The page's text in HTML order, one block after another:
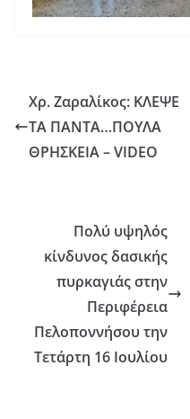
Χρ. Ζαραλίκος: ΚΛΕΨΕ
ΤΑ ΠΑΝΤΑ…ΠΟΥΛΑ
ΘΡΗΣΚΕΙΑ – VIDEO
Πολύ υψηλός
κίνδυνος δασικής
πυρκαγιάς στην
Περιφέρεια
Πελοποννήσου την
Τετάρτη 16 Ιουλίου